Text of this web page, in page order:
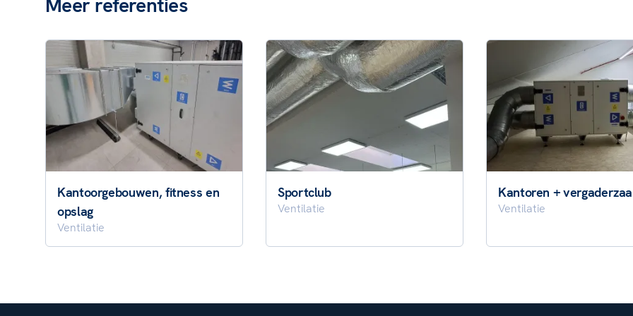
Meer referenties
Kantoorgebouwen, fitness en
opslag
Ventilatie
Sportclub
Ventilatie
Kantoren +
Ventilatie